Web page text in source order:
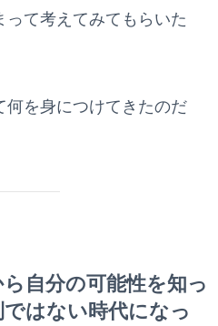
って考えてみてもらいた
何を身につけてきたのだ
自分の可能性を知っ
はない時代になっ